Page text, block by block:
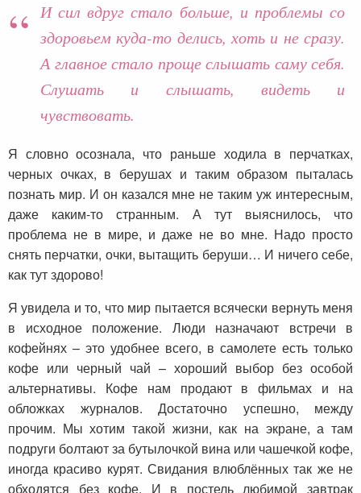
И сил вдруг стало больше, и проблемы со
здоровьем куда-то делись, хоть и не сразу.
А главное стало проще слышать саму себя.
Слушать и слышать, видеть и
чувствовать.
Я словно осознала, что раньше ходила в перчатках,
черных очках, в берушах и таким образом пыталась
познать мир. И он казался мне не таким уж интересным,
даже каким-то странным. А тут выяснилось, что
проблема не в мире, и даже не во мне. Надо просто
снять перчатки, очки, вытащить беруши… И ничего себе,
как тут здорово!
Я увидела и то, что мир пытается всячески вернуть меня
в исходное положение. Люди назначают встречи в
кофейнях – это удобнее всего, в самолете есть только
кофе или черный чай – хороший выбор без особой
альтернативы. Кофе нам продают в фильмах и на
обложках журналов. Достаточно успешно, между
прочим. Мы хотим такой жизни, как на экране, а там
подруги болтают за бутылочкой вина или чашечкой кофе,
иногда красиво курят. Свидания влюблённых так же не
обходятся без кофе. И в постель любимой завтрак